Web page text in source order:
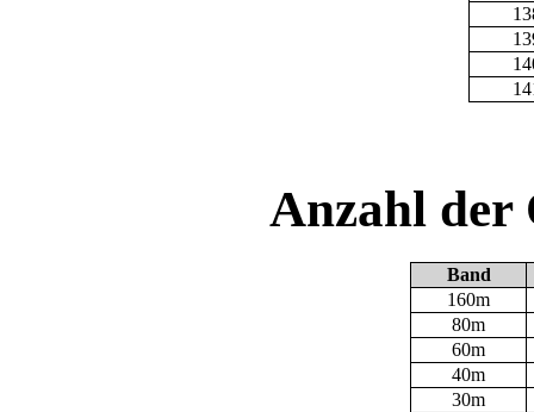
Anzahl der
Band
160m
80m
60m
40m
30m